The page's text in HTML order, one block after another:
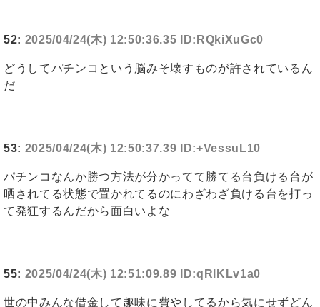
52: 2025/04/24(木) 12:50:36.35 ID:RQkiXuGc0
どうしてパチンコという脳みそ壊すものが許されているん
だ
53: 2025/04/24(木) 12:50:37.39 ID:+VessuL10
パチンコなんか勝つ方法が分かってて勝てる台負ける台が
晒されてる状態で置かれてるのにわざわざ負ける台を打っ
て発狂するんだから面白いよな
55: 2025/04/24(木) 12:51:09.89 ID:qRlKLv1a0
世の中みんな借金して趣味に費やしてるから気にせずどん